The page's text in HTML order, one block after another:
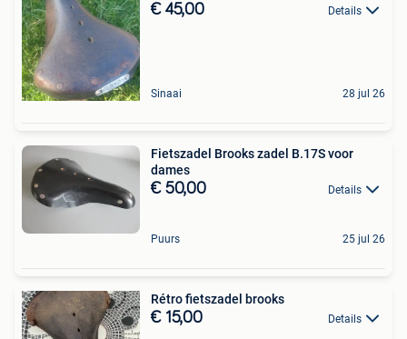
€ 45,00 Details
Sinaai 28 jul 26
Fietszadel Brooks zadel B.17S voor
dames
€ 50,00 Details
Puurs 25 jul 26
Rétro fietszadel brooks
€ 15,00 Details